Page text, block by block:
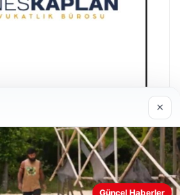
Bürosu
daha iyi anlayabilmek,
×
Güncel Haberler